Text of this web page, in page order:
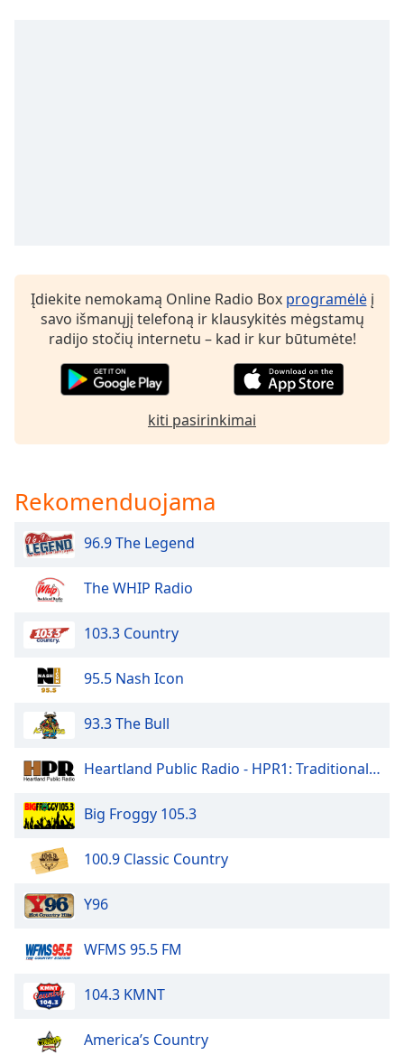
dialog
window.
Escape
window.
Color
Opacity
Background
Color
Opacity
Area
Color
Opacity
Font
Edge
Įdiekite nemokamą Online Radio Box programėlėį
savo išmanųjį telefoną ir klausykitės mėgstamų
radijo stočių internetu – kad ir kur būtumėte!
kiti pasirinkimai
Rekomenduojama
96.9 The Legend
The WHIP Radio
103.3 Country
95.5 Nash Icon
93.3 The Bull
Heartland Public Radio - HPR1: Traditional Classic Country
Big Froggy 105.3
100.9 Classic Country
Y96
WFMS 95.5 FM
104.3 KMNT
America’s Country